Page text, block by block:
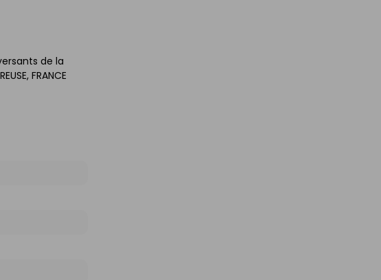
de la
FRANCE